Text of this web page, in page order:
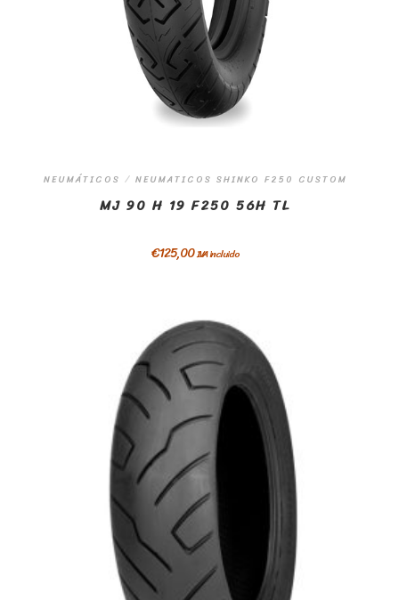
NEUMÁTICOS / NEUMATICOS SHINKO F250 CUSTOM
MJ 90 H 19 F250 56H TL
€125,00IVA incluido